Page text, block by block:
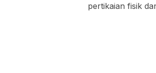
pertikaian fisik